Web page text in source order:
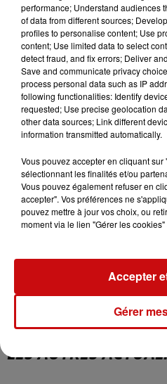
plusieurs communes
Seebach, Trimbach ou
certaines routes ont dû être
À Buhl, la montée rapide
habitants. En moins de 30
sorti de son lit, provoquant
dans certaines caves.
appartements ont été
d’eau.
La situation s’améliore
mais les autorités appellent
prudents dans l’ensemble du
LES AUTRES
performance; Understand audiences
of data from different sources;
profiles to personalise content; Use
content; Use limited data to select
detect fraud, and fix errors; Deliver
Save and communicate privacy
process personal data such as IP
following functionalities: Identify
requested; Use precise geolocation
other data sources; Link different
information transmitted automatically.
Vous pouvez accepter en cliquant
sélectionnant les finalités et/ou
Vous pouvez également refuser en
accepter". Vos préférences ne
pouvez mettre à jour vos choix, ou
moment via le lien "Gérer les
Gérer
Accepter